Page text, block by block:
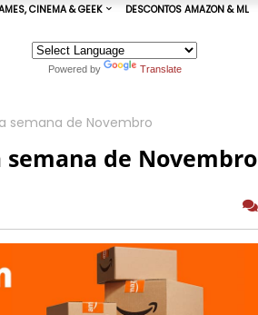
Powered by Translate
semana de Novembro
de Novembro